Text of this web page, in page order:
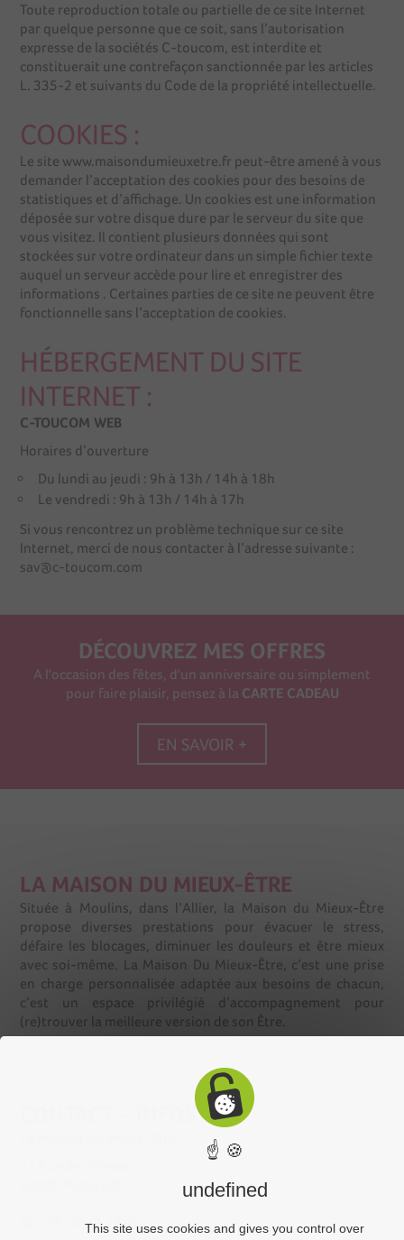
Toute reproduction totale ou partielle de ce site Internet
par quelque personne que ce soit, sans l’autorisation
expresse de la sociétés C-toucom, est interdite et
constituerait une contrefaçon sanctionnée par les articles
L. 335-2 et suivants du Code de la propriété intellectuelle.
COOKIES :
Le site www.maisondumieuxetre.fr peut-être amené à vous
demander l’acceptation des cookies pour des besoins de
statistiques et d’affichage. Un cookies est une information
déposée sur votre disque dure par le serveur du site que
vous visitez. Il contient plusieurs données qui sont
stockées sur votre ordinateur dans un simple fichier texte
auquel un serveur accède pour lire et enregistrer des
informations . Certaines parties de ce site ne peuvent être
fonctionnelle sans l’acceptation de cookies.
HÉBERGEMENT DU SITE
INTERNET :
C-TOUCOM WEB
Horaires d’ouverture
Du lundi au jeudi : 9h à 13h / 14h à 18h
Le vendredi : 9h à 13h / 14h à 17h
Si vous rencontrez un problème technique sur ce site
Internet, merci de nous contacter à l’adresse suivante :
sav@c-toucom.com
DÉCOUVREZ MES OFFRES
A l'occasion des fêtes, d'un anniversaire ou simplement
pour faire plaisir, pensez à la CARTE CADEAU
EN SAVOIR +
LA MAISON DU MIEUX-ÊTRE
Située à Moulins, dans l’Allier, la Maison du Mieux-Être
propose diverses prestations pour évacuer le stress,
défaire les blocages, diminuer les douleurs et être mieux
avec soi-même. La Maison Du Mieux-Être, c’est une prise
en charge personnalisée adaptée aux besoins de chacun,
c’est un espace privilégié d’accompagnement pour
(re)trouver la meilleure version de son Être.
CONTACT – INFOS
Tél : 06.09.43.18.28
☝ 🍪
undefined
This site uses cookies and gives you control over